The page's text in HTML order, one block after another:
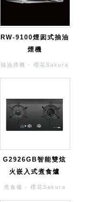
RW-9100煙囱式抽油
煙機
抽油煙機 - 櫻花Sakura
G2926GB智能雙炫
火嵌入式煮食爐
煮食爐 - 櫻花Sakura